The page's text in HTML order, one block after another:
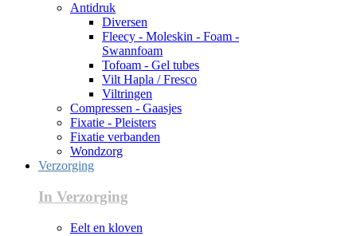
Antidruk
Diversen
Fleecy - Moleskin - Foam -
Swannfoam
Tofoam - Gel tubes
Vilt Hapla / Fresco
Viltringen
Compressen - Gaasjes
Fixatie - Pleisters
Fixatie verbanden
Wondzorg
Verzorging
In Verzorging
Eelt en kloven